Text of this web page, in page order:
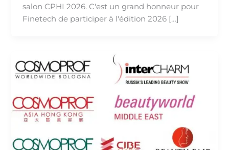
salon CPHI 2026. C'est un grand honneur pour
Finetech de participer à l'édition 2026 […]